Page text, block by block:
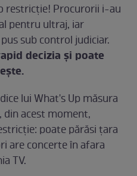
restricţie! Procurorii i-au
pentru ultraj, iar
sub control judiciar.
decizia şi poate
lui What's Up măsura
acest moment,
poate părăsi ţara
are concerte în afara
TV.